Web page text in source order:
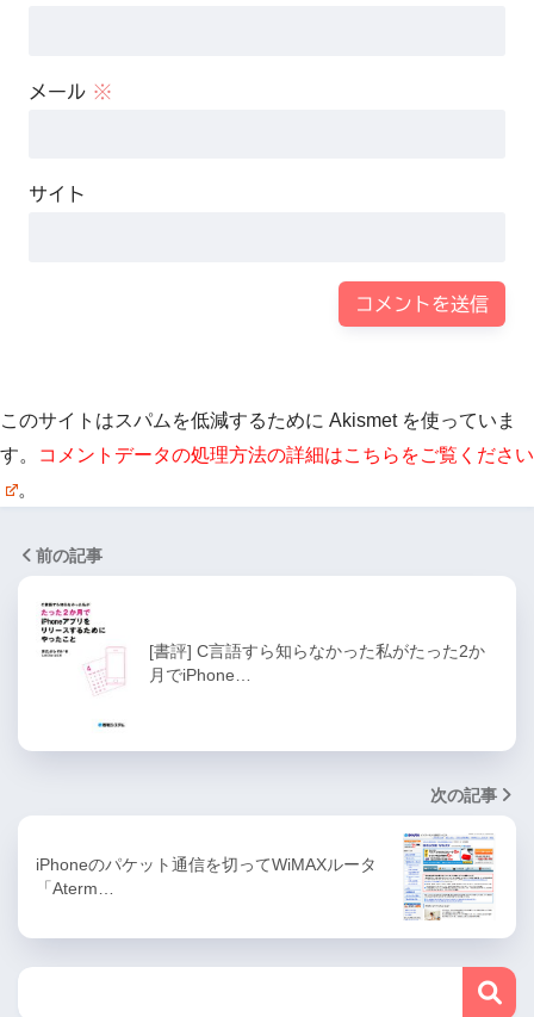
メール ※
サイト
このサイトはスパムを低減するために Akismet を使っていま
す。
コメントデータの処理方法の詳細はこちらをご覧ください
。
前の記事
[書評] C言語すら知らなかった私がたった2か
月でiPhone…
次の記事
iPhoneのパケット通信を切ってWiMAXルータ
「Aterm…